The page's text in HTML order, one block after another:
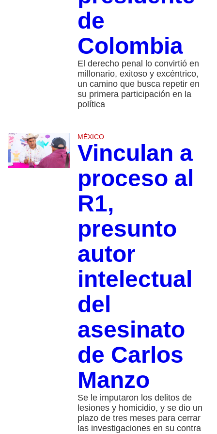
de
Colombia
El derecho penal lo convirtió en
millonario, exitoso y excéntrico,
un camino que busca repetir en
su primera participación en la
política
MÉXICO
Vinculan a
proceso al
R1,
presunto
autor
intelectual
del
asesinato
de Carlos
Manzo
Se le imputaron los delitos de
lesiones y homicidio, y se dio un
plazo de tres meses para cerrar
las investigaciones en su contra